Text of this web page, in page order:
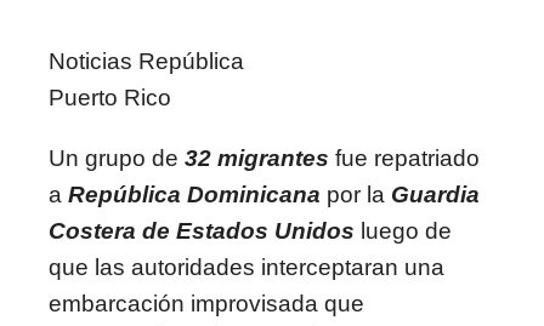
Noticias República
Puerto Rico
Un grupo de 32 migrantes fue repatriado
a República Dominicana por la Guardia
Costera de Estados Unidos luego de
que las autoridades interceptaran una
embarcación improvisada que